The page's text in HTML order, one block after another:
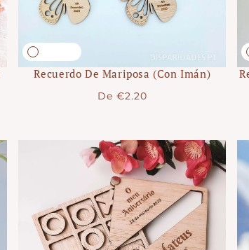
Recuerdo De Mariposa (con Imán)
Precio
De €2.20